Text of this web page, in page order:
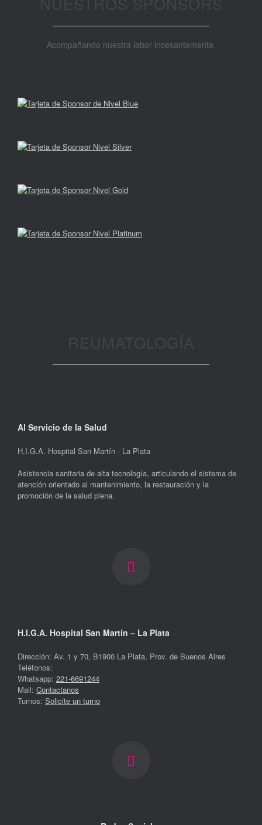
Acompañando nuestra labor incesantemente.
Al Servicio de la Salud
H.I.G.A. Hospital San Martín - La Plata
Asistencia sanitaria de alta tecnología, articulando el sistema de
atención orientado al mantenimiento, la restauración y la
promoción de la salud plena.
H.I.G.A. Hospital San Martín – La Plata
Dirección: Av. 1 y 70, B1900 La Plata, Prov. de Buenos Aires
Teléfonos:
Whatsapp: 221-6691244
Mail: Contactanos
Turnos: Solicite un turno